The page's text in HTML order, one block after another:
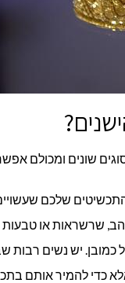
שונים ומכולם
שלכם
שרשראות או טבעות
יש נשים רבות
כדי להמיר אותם